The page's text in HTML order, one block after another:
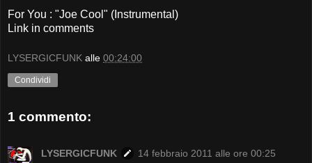
For You : "Joe Cool" (Instrumental)
Link in comments
LYSERGICFUNK alle 00:24:00
Condividi
1 commento:
LYSERGICFUNK
14 febbraio 2011 alle ore 00:25